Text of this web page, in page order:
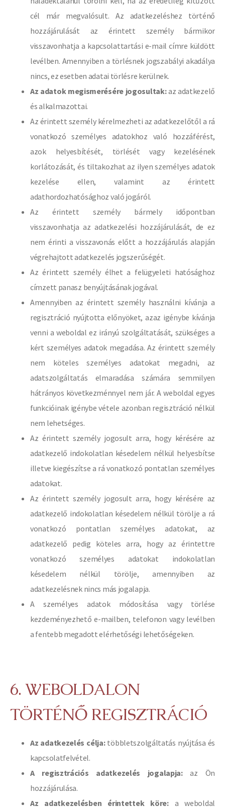
cél már megvalósult. Az adatkezeléshez történő
hozzájárulását az érintett személy bármikor
visszavonhatja a kapcsolattartási e-mail címre küldött
levélben. Amennyiben a törlésnek jogszabályi akadálya
nincs, ez esetben adatai törlésre kerülnek.
Az adatok megismerésére jogosultak:az adatkezelő
és alkalmazottai.
Az érintett személy kérelmezheti az adatkezelőtől a rá
vonatkozó személyes adatokhoz való hozzáférést,
azok helyesbítését, törlését vagy kezelésének
korlátozását, és tiltakozhat az ilyen személyes adatok
kezelése ellen, valamint az érintett
adathordozhatósághoz való jogáról.
Az érintett személy bármely időpontban
visszavonhatja az adatkezelési hozzájárulását, de ez
nem érinti a visszavonás előtt a hozzájárulás alapján
végrehajtott adatkezelés jogszerűségét.
Az érintett személy élhet a felügyeleti hatósághoz
címzett panasz benyújtásának jogával.
Amennyiben az érintett személy használni kívánja a
regisztráció nyújtotta előnyöket, azaz igénybe kívánja
venni a weboldal ez irányú szolgáltatását, szükséges a
kért személyes adatok megadása. Az érintett személy
nem köteles személyes adatokat megadni, az
adatszolgáltatás elmaradása számára semmilyen
hátrányos következménnyel nem jár. A weboldal egyes
funkcióinak igénybe vétele azonban regisztráció nélkül
nem lehetséges.
Az érintett személy jogosult arra, hogy kérésére az
adatkezelő indokolatlan késedelem nélkül helyesbítse
illetve kiegészítse a rá vonatkozó pontatlan személyes
adatokat.
Az érintett személy jogosult arra, hogy kérésére az
adatkezelő indokolatlan késedelem nélkül törölje a rá
vonatkozó pontatlan személyes adatokat, az
adatkezelő pedig köteles arra, hogy az érintettre
vonatkozó személyes adatokat indokolatlan
késedelem nélkül törölje, amennyiben az
adatkezelésnek nincs más jogalapja.
A személyes adatok módosítása vagy törlése
kezdeményezhető e-mailben, telefonon vagy levélben
a fentebb megadott elérhetőségi lehetőségeken.
6. WEBOLDALON
TÖRTÉNŐ REGISZTRÁCIÓ
Az adatkezelés célja:többletszolgáltatás nyújtása és
kapcsolatfelvétel.
A regisztrációs adatkezelés jogalapja:az Ön
hozzájárulása.
Az adatkezelésben érintettek köre:a weboldal